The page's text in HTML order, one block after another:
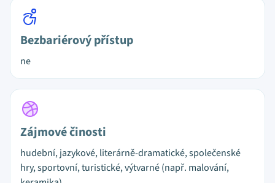
Bezbariérový přístup
ne
Zájmové činosti
hudební, jazykové, literárně-dramatické, společenské
hry, sportovní, turistické, výtvarné (např. malování,